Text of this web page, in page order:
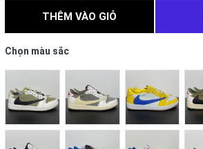
THÊM VÀO GIỎ
Chọn màu sắc